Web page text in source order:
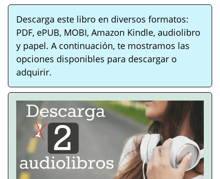
Descarga este libro en diversos formatos:
PDF, ePUB, MOBI, Amazon Kindle, audiolibro
y papel. A continuación, te mostramos las
opciones disponibles para descargar o
adquirir.